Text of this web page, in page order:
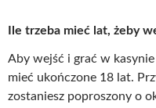
Ile trzeba mieć lat, żeby
Aby wejść i grać w
mieć ukończone 18 lat.
zostaniesz poproszony o